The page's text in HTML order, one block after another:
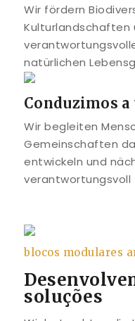
Wir fördern
Kulturlandschaften
natürlichen
Conduzimos
Wir begleiten
Gemeinschaften
entwickeln und
verantwortungsvoll
blocos modulares
soluções